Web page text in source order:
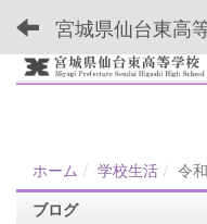
宮城県仙台東高
ホーム 学校生活
令
ブログ